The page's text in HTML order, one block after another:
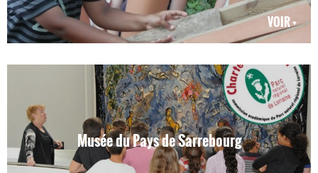
VOIR +
Musée du Pays de Sarrebourg